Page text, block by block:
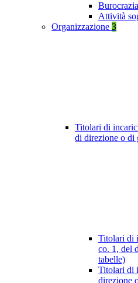
Attività
Organizzazione 3
Titolari di
di direzione o di
Titolari di
co. 1, del
tabelle)
Titolari di
direzione